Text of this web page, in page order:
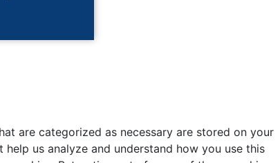
are categorized as necessary are stored on your
us analyze and understand how you use this